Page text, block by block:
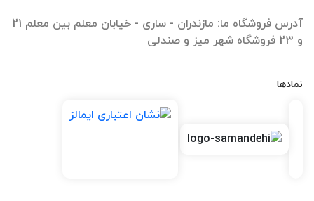
آدرس فروشگاه ما: مازندران - ساری - خیابان معلم بین معلم 21
و 23 فروشگاه شهر میز و صندلی
نمادها